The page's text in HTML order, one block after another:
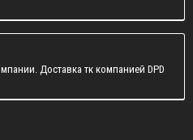
Доставка тк компанией DPD